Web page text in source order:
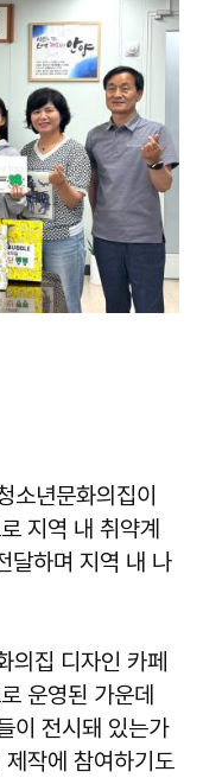
소년문화의집이
지역 내 취약계
달하며 지역 내 나
의집 디자인 카페
운영된 가운데
이 전시돼 있는가
작에 참여하기도